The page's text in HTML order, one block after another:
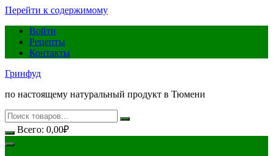
Перейти к содержимому
Войти
Рецепты
Контакты
Гринфуд
по настоящему натуральный продукт в Тюмени
Всего: 0,00₽